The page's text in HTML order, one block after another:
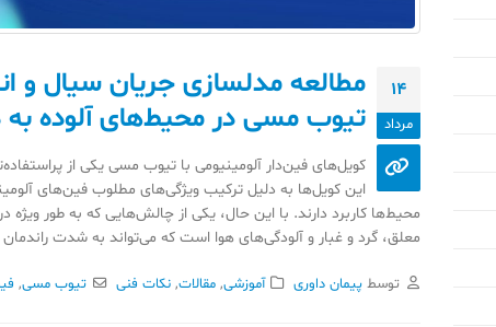
14
مرداد
مطالعه مدلسازی جریان سیال و
تیوب مسی در محیط‌های آلوده به
کویل‌های فین‌دار آلومینیومی با تیوب مسی یکی از
این کویل‌ها به دلیل ترکیب ویژگی‌های مطلوب فین‌های
محیط‌ها کاربرد دارند. با این حال، یکی از چالش‌هایی که به طور
معلق، گرد و غبار و آلودگی‌های هوا است که می‌تواند به شدت راندمان
توسط پیمان داوری آموزشی,مقالات,نکات فنی تیوب مسی,